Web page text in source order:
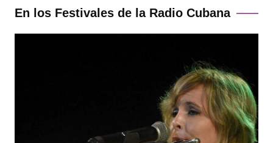
En los Festivales de la Radio Cubana